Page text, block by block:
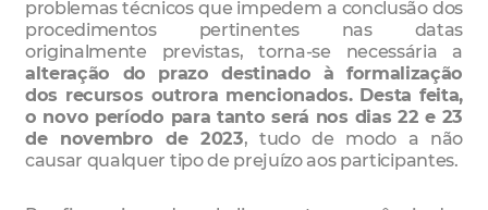
problemas técnicos que impedem a conclusão dos
procedimentos pertinentes nas datas
originalmente previstas, torna-se necessária a
alteração do prazo destinado à formalização
dos recursos outrora mencionados. Desta feita,
o novo período para tanto será nos dias 22 e 23
de novembro de 2023, tudo de modo a não
causar qualquer tipo de prejuízo aos participantes.